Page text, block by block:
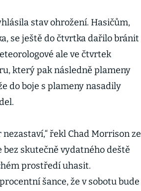
stav ohrožení. Hasičům,
se ještě do čtvrtka dařilo bránit
ale ve čtvrtek
který pak následně plameny
do boje s plameny nasadily
řekl Chad Morrison ze
skutečně vydatného deště
prostředí uhasit.
šance, že v sobotu bude